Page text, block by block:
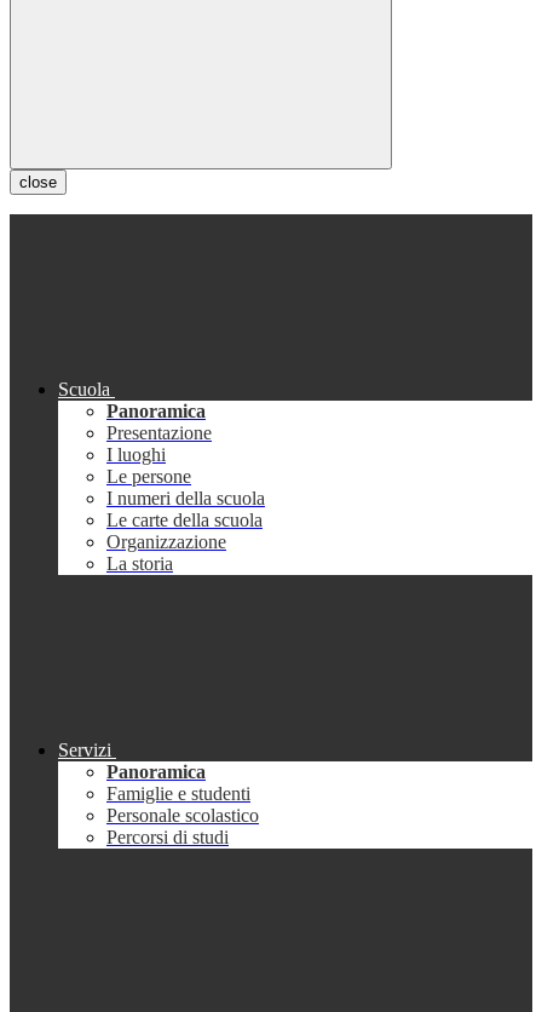
close
Scuola
Panoramica
Presentazione
I luoghi
Le persone
I numeri della scuola
Le carte della scuola
Organizzazione
La storia
Servizi
Panoramica
Famiglie e studenti
Personale scolastico
Percorsi di studi